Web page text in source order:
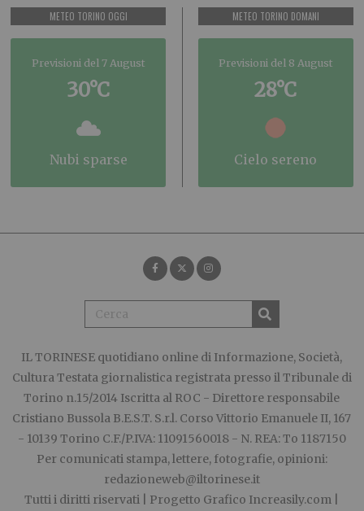
METEO TORINO OGGI
Previsioni del 7 August
30°C
nubi sparse
METEO TORINO DOMANI
Previsioni del 8 August
28°C
cielo sereno
IL TORINESE quotidiano online di Informazione, Società,
Cultura Testata giornalistica registrata presso il Tribunale di
Torino n.15/2014 Iscritta al ROC - Direttore responsabile
Cristiano Bussola B.E.S.T. S.r.l. Corso Vittorio Emanuele II, 167
- 10139 Torino C.F./P.IVA: 11091560018 - N. REA: To 1187150
Per comunicati stampa, lettere, fotografie, opinioni:
redazioneweb@iltorinese.it
Tutti i diritti riservati | Progetto Grafico Increasily.com